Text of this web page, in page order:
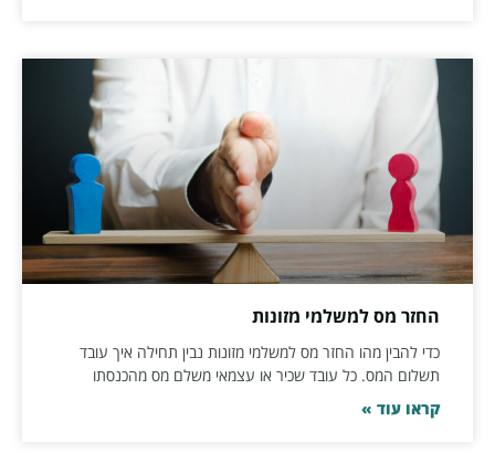
החזר מס למשלמי מזונות
כדי להבין מהו החזר מס למשלמי מזונות נבין תחילה איך עובד
תשלום המס. כל עובד שכיר או עצמאי משלם מס מהכנסתו
קראו עוד »